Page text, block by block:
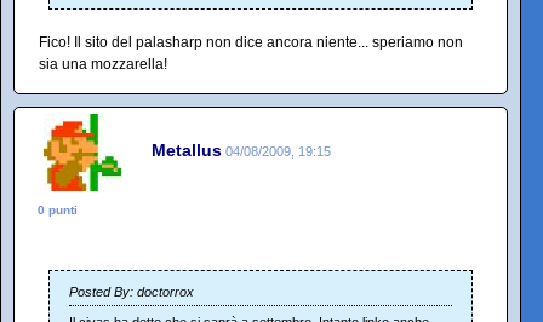
Fico! Il sito del palasharp non dice ancora niente... speriamo non
sia una mozzarella!
Metallus 04/08/2009, 19:15
0 punti
Posted By: doctorrox